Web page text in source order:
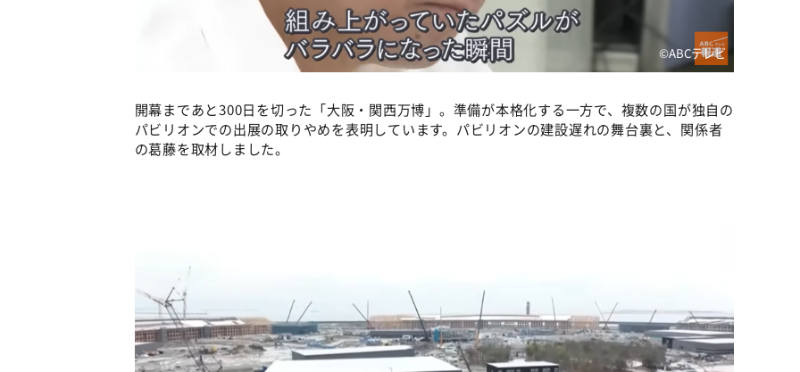
©️ABCテレビ
開幕まであと300日を切った「大阪・関西万博」。準備が本格化する一方で、複数の国が独自の
パビリオンでの出展の取りやめを表明しています。パビリオンの建設遅れの舞台裏と、関係者
の葛藤を取材しました。